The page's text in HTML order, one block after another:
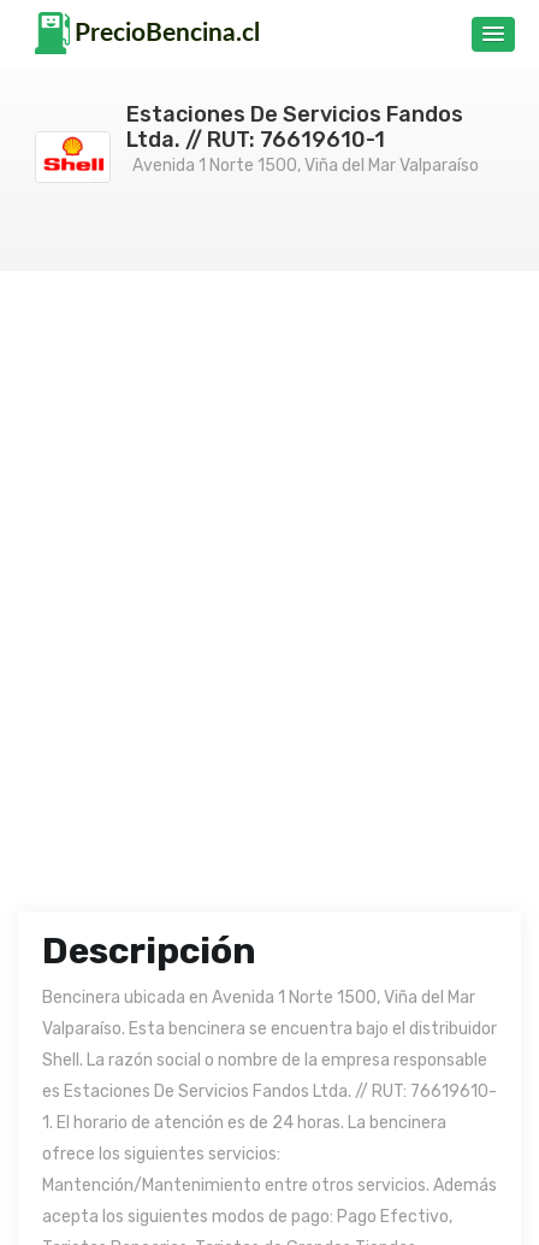
Estaciones De Servicios Fandos
Ltda. // RUT: 76619610-1
Avenida 1 Norte 1500, Viña del Mar Valparaíso
Descripción
Bencinera ubicada en Avenida 1 Norte 1500, Viña del Mar
Valparaíso. Esta bencinera se encuentra bajo el distribuidor
Shell. La razón social o nombre de la empresa responsable
es Estaciones De Servicios Fandos Ltda. // RUT: 76619610-
1. El horario de atención es de 24 horas. La bencinera
ofrece los siguientes servicios:
Mantención/Mantenimiento entre otros servicios. Además
acepta los siguientes modos de pago: Pago Efectivo,